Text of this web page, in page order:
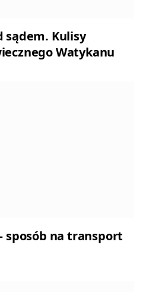
sądem. Kulisy
Watykanu
sposób na transport